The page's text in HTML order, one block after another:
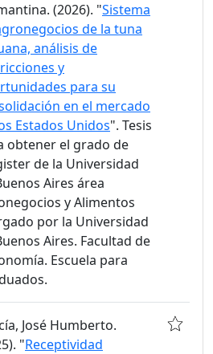
(2026). "Sistema
de la tuna
análisis de
y
para su
en el mercado
Estados Unidos". Tesis
obtener el grado de
de la Universidad
Aires área
y Alimentos
por la Universidad
Aires. Facultad de
Escuela para
José Humberto.
"Receptividad